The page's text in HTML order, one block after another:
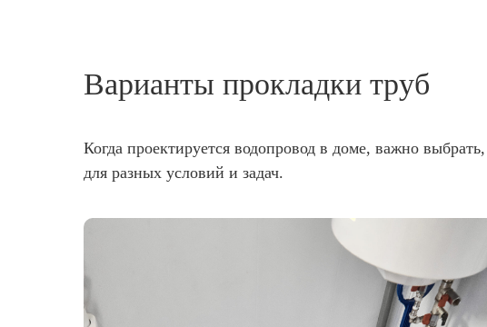
Варианты прокладки труб
Когда проектируется водопровод в доме, важно
для разных условий и задач.